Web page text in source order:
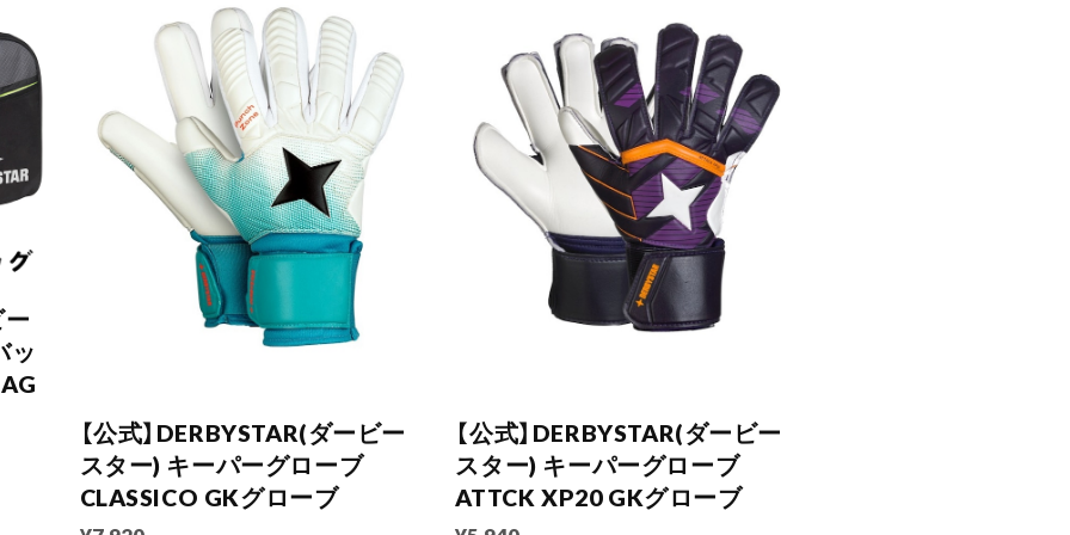
ー
ッ
【公式】DERBYSTAR(ダービー
スター) キーパーグローブ
CLASSICO GKグローブ
【公式】DERBYSTAR(ダービー
スター) キーパーグローブ
ATTCK XP20 GKグローブ